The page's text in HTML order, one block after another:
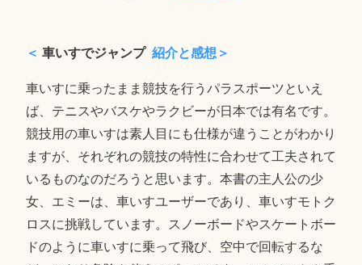
＜ 車いすでジャンプ 紹介と感想＞
車いすに乗ったまま競技を行うパラスポーツといえ
ば、テニスやバスケやラクビーが日本では有名です。
競技用の車いすは素人目にも仕様が違うことがわかり
ますが、それぞれの競技の特性に合わせて工夫されて
いるものなのだろうと思います。本書の主人公の少
女、エミーは、車いすユーザーであり、車いすモトク
ロスに挑戦しています。スノーボードやスケートボー
ドのように車いすに乗って飛び、空中で回転するな